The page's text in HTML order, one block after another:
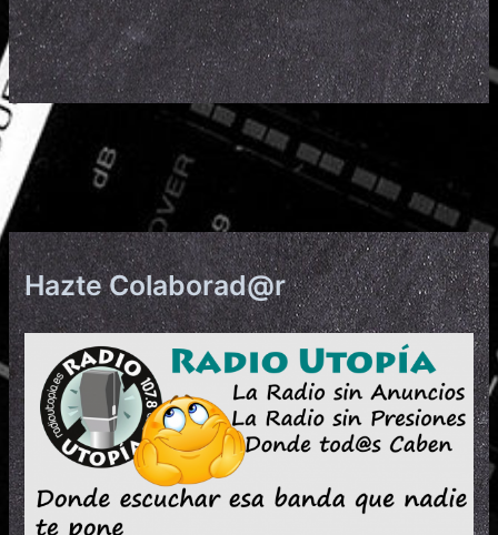
Hazte Colaborad@r